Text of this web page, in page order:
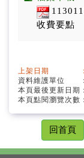
公務統計報表
支付或接受之
交通部高速公
公職人員利益
收費要點
上架日期 ：
資料維護單位 ：
本頁最後更
本頁點閱瀏覽次數
回首頁